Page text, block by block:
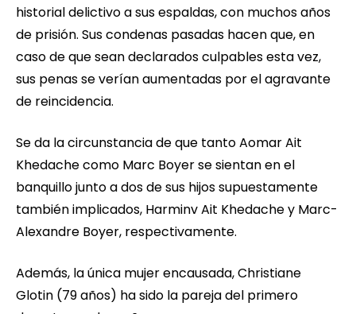
historial delictivo a sus espaldas, con muchos años
de prisión. Sus condenas pasadas hacen que, en
caso de que sean declarados culpables esta vez,
sus penas se verían aumentadas por el agravante
de reincidencia.
Se da la circunstancia de que tanto Aomar Ait
Khedache como Marc Boyer se sientan en el
banquillo junto a dos de sus hijos supuestamente
también implicados, Harminv Ait Khedache y Marc-
Alexandre Boyer, respectivamente.
Además, la única mujer encausada, Christiane
Glotin (79 años) ha sido la pareja del primero